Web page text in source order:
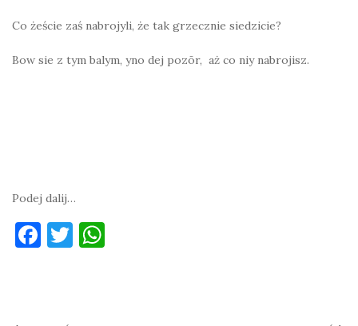
Co żeście zaś nabrojyli, że tak grzecznie siedzicie?
Bow sie z tym balym, yno dej pozōr, aż co niy nabrojisz.
Podej dalij…
F T